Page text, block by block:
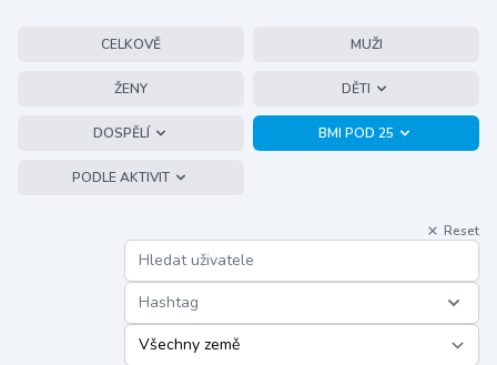
CELKOVĚ MUŽI
ŽENY DĚTI
DOSPĚLÍ BMI POD 25
PODLE AKTIVIT
Reset
Hashtag